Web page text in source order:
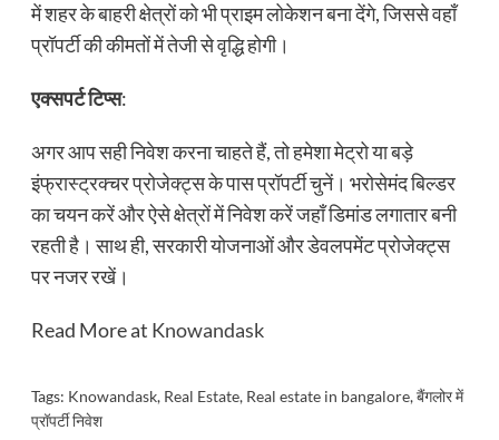
में शहर के बाहरी क्षेत्रों को भी प्राइम लोकेशन बना देंगे, जिससे वहाँ
प्रॉपर्टी की कीमतों में तेजी से वृद्धि होगी।
एक्सपर्ट टिप्स:
अगर आप सही निवेश करना चाहते हैं, तो हमेशा मेट्रो या बड़े
इंफ्रास्ट्रक्चर प्रोजेक्ट्स के पास प्रॉपर्टी चुनें। भरोसेमंद बिल्डर
का चयन करें और ऐसे क्षेत्रों में निवेश करें जहाँ डिमांड लगातार बनी
रहती है। साथ ही, सरकारी योजनाओं और डेवलपमेंट प्रोजेक्ट्स
पर नजर रखें।
Read More at Knowandask
Tags: Knowandask, Real Estate, Real estate in bangalore,बैंगलोर में
प्रॉपर्टी निवेश